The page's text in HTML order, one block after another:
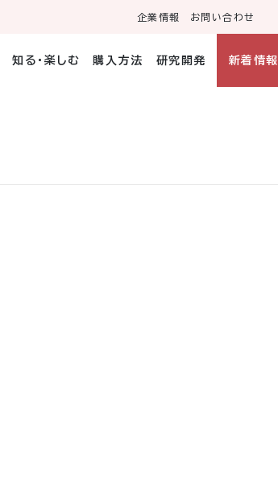
企業情報 お問い合わせ
知る・楽しむ 購入方法 研究開発 新着情報